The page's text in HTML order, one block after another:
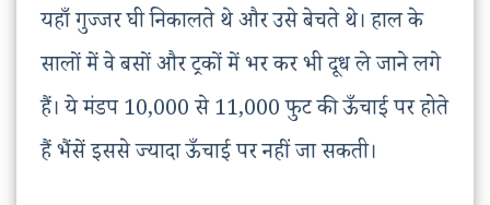
यहाँ गुज्जर घी निकालते थे और उसे बेचते थे। हाल के
सालों में वे बसों और ट्रकों में भर कर भी दूध ले जाने लगे
हैं। ये मंडप 10,000 से 11,000 फुट की ऊँचाई पर होते
हैं भैंसें इससे ज्यादा ऊँचाई पर नहीं जा सकती।